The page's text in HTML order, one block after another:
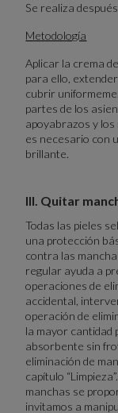
Se realiza
Metodología
Aplicar la crema
para ello,
cubrir
partes de los
apoyabrazos y
es necesario con
brillante.
III. Quitar
Todas las pieles
una protección
contra las
regular ayuda a
operaciones de
accidental,
operación de
la mayor cantidad
absorbente sin
eliminación de
capítulo
manchas se
invitamos a